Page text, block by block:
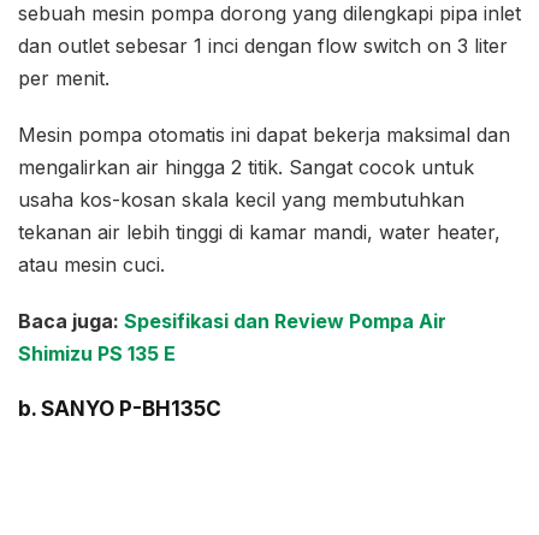
sebuah mesin pompa dorong yang dilengkapi pipa inlet
dan outlet sebesar 1 inci dengan flow switch on 3 liter
per menit.
Mesin pompa otomatis ini dapat bekerja maksimal dan
mengalirkan air hingga 2 titik. Sangat cocok untuk
usaha kos-kosan skala kecil yang membutuhkan
tekanan air lebih tinggi di kamar mandi, water heater,
atau mesin cuci.
Baca juga: Spesifikasi dan Review Pompa Air
Shimizu PS 135 E
b. SANYO P-BH135C